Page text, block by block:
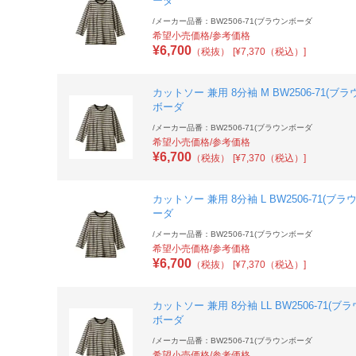
/ メーカー品番：BW2506-71(ブラウンボーダ
希望小売価格/参考価格
¥6,700 （税抜） [¥7,370（税込）]
カットソー 兼用 8分袖 M BW2506-71(ブラ
ボーダ
/ メーカー品番：BW2506-71(ブラウンボーダ
希望小売価格/参考価格
¥6,700 （税抜） [¥7,370（税込）]
カットソー 兼用 8分袖 L BW2506-71(ブラ
ーダ
/ メーカー品番：BW2506-71(ブラウンボーダ
希望小売価格/参考価格
¥6,700 （税抜） [¥7,370（税込）]
カットソー 兼用 8分袖 LL BW2506-71(ブラ
ボーダ
/ メーカー品番：BW2506-71(ブラウンボーダ